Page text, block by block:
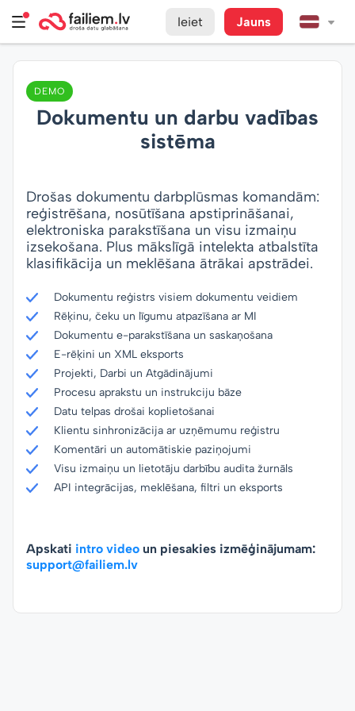
Ieiet Jauns
DEMO
Drošas dokumentu darbplūsmas komandām:
reģistrēšana, nosūtīšana apstiprināšanai,
elektroniska parakstīšana un visu izmaiņu
izsekošana. Plus mākslīgā intelekta atbalstīta
klasifikācija un meklēšana ātrākai apstrādei.
Dokumentu reģistrs visiem dokumentu veidiem
Rēķinu, čeku un līgumu atpazīšana ar MI
Dokumentu e-parakstīšana un saskaņošana
E-rēķini un XML eksports
Projekti, Darbi un Atgādinājumi
Procesu aprakstu un instrukciju bāze
Datu telpas drošai koplietošanai
Klientu sinhronizācija ar uzņēmumu reģistru
Komentāri un automātiskie paziņojumi
Visu izmaiņu un lietotāju darbību audita žurnāls
API integrācijas, meklēšana, filtri un eksports
Dokumentu un darbu vadības
sistēma
Apskati intro video un piesakies izmēģinājumam:
support@failiem.lv